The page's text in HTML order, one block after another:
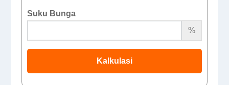
Suku Bunga
%
Kalkulasi